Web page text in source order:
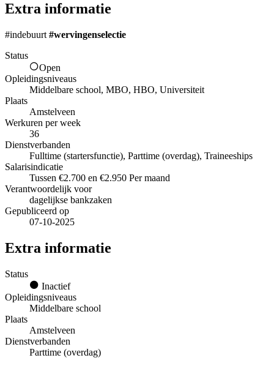
Extra informatie
#indebuurt #wervingenselectie
Status
Open
Opleidingsniveaus
Middelbare school, MBO, HBO, Universiteit
Plaats
Amstelveen
Werkuren per week
36
Dienstverbanden
Fulltime (startersfunctie), Parttime (overdag), Traineeships
Salarisindicatie
Tussen €2.700 en €2.950 Per maand
Verantwoordelijk voor
dagelijkse bankzaken
Gepubliceerd op
07-10-2025
Extra informatie
Status
Inactief
Opleidingsniveaus
Middelbare school
Plaats
Amstelveen
Dienstverbanden
Parttime (overdag)